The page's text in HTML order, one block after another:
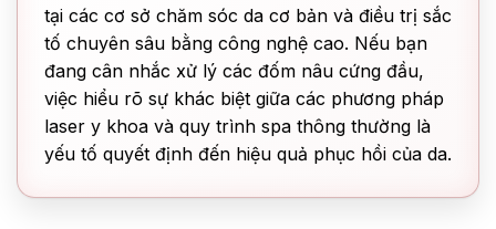
tại các cơ sở chăm sóc da cơ bản và điều trị sắc
tố chuyên sâu bằng công nghệ cao. Nếu bạn
đang cân nhắc xử lý các đốm nâu cứng đầu,
việc hiểu rõ sự khác biệt giữa các phương pháp
laser y khoa và quy trình spa thông thường là
yếu tố quyết định đến hiệu quả phục hồi của da.